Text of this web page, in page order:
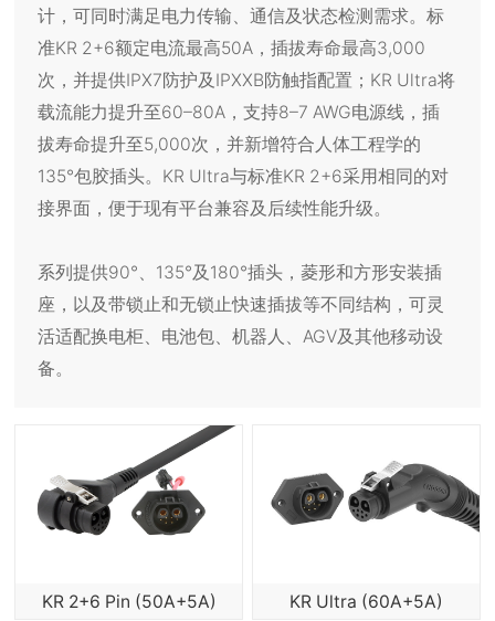
计，可同时满足电力传输、通信及状态检测需求。标
准KR 2+6额定电流最高50A，插拔寿命最高3,000
次，并提供IPX7防护及IPXXB防触指配置；KR Ultra将
载流能力提升至60–80A，支持8–7 AWG电源线，插
拔寿命提升至5,000次，并新增符合人体工程学的
135°包胶插头。KR Ultra与标准KR 2+6采用相同的对
接界面，便于现有平台兼容及后续性能升级。
系列提供90°、135°及180°插头，菱形和方形安装插
座，以及带锁止和无锁止快速插拔等不同结构，可灵
活适配换电柜、电池包、机器人、AGV及其他移动设
备。
KR 2+6 Pin (50A+5A) KR Ultra (60A+5A)